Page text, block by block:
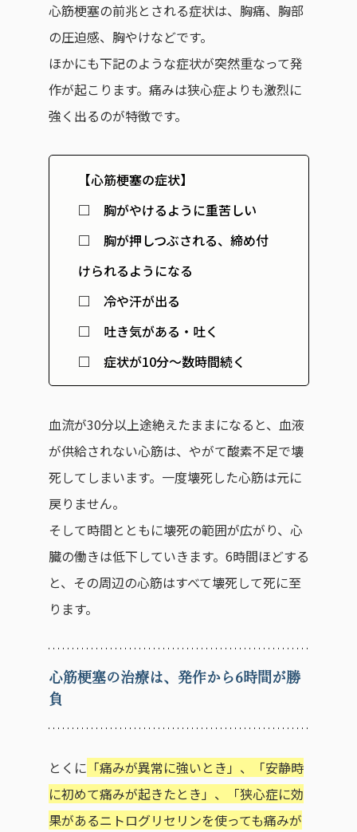
心筋梗塞の前兆とされる症状は、胸痛、胸部
の圧迫感、胸やけなどです。
ほかにも下記のような症状が突然重なって発
作が起こります。痛みは狭心症よりも激烈に
強く出るのが特徴です。
【心筋梗塞の症状】
□ 胸がやけるように重苦しい
□ 胸が押しつぶされる、締め付
けられるようになる
□ 冷や汗が出る
□ 吐き気がある・吐く
□ 症状が10分～数時間続く
血流が30分以上途絶えたままになると、血液
が供給されない心筋は、やがて酸素不足で壊
死してしまいます。一度壊死した心筋は元に
戻りません。
そして時間とともに壊死の範囲が広がり、心
臓の働きは低下していきます。6時間ほどする
と、その周辺の心筋はすべて壊死して死に至
ります。
心筋梗塞の治療は、発作から6時間が勝
負
とくに 「痛みが異常に強いとき」、「安静時
に初めて痛みが起きたとき」、「狭心症に効
果があるニトログリセリンを使っても痛みが